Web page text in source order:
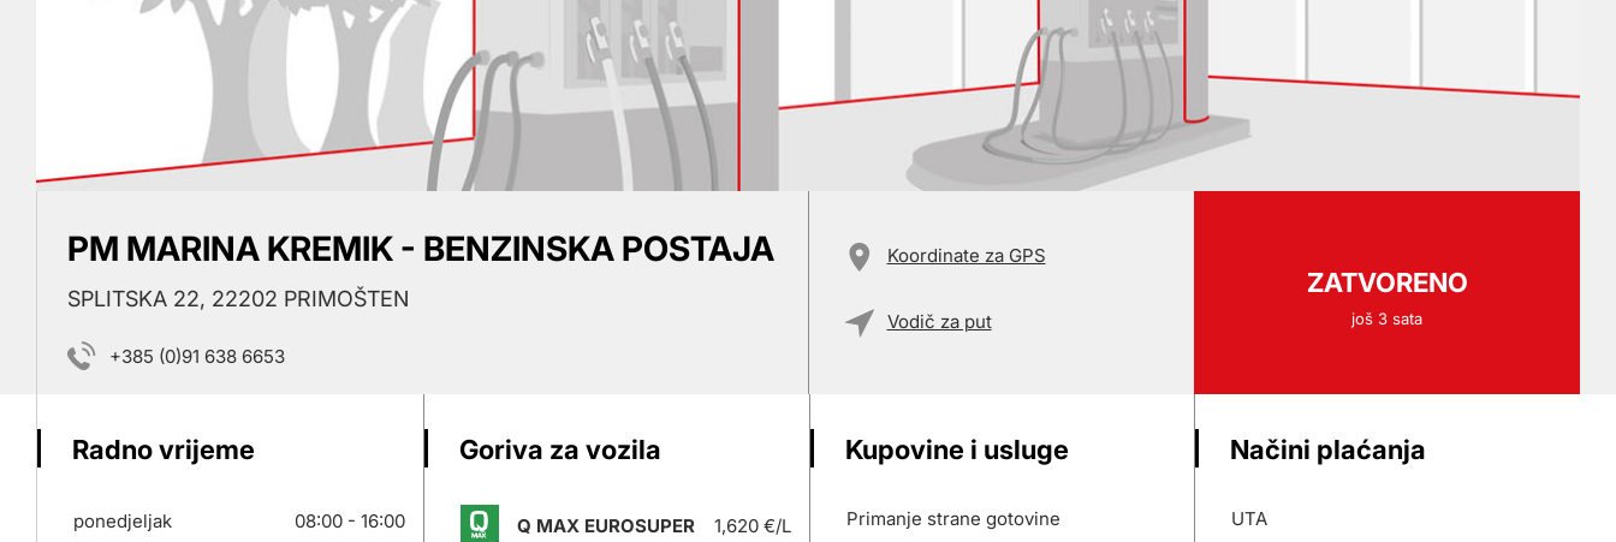
ZATVORENO
još 3 sata
PM MARINA KREMIK - BENZINSKA POSTAJA
SPLITSKA 22, 22202 PRIMOŠTEN
+385 (0)91 638 6653
Koordinate za GPS
Vodič za put
Radno vrijeme
ponedjeljak
08:00 - 16:00
Goriva za vozila
Q MAX EUROSUPER
1,620 €/L
Kupovine i usluge
Primanje strane gotovine
Načini plaćanja
UTA